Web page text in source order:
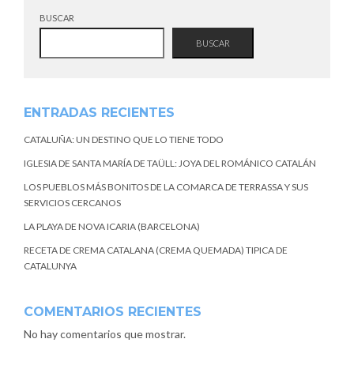
BUSCAR
BUSCAR
ENTRADAS RECIENTES
CATALUÑA: UN DESTINO QUE LO TIENE TODO
IGLESIA DE SANTA MARÍA DE TAÜLL: JOYA DEL ROMÁNICO CATALÁN
LOS PUEBLOS MÁS BONITOS DE LA COMARCA DE TERRASSA Y SUS
SERVICIOS CERCANOS
LA PLAYA DE NOVA ICARIA (BARCELONA)
RECETA DE CREMA CATALANA (CREMA QUEMADA) TIPICA DE
CATALUNYA
COMENTARIOS RECIENTES
No hay comentarios que mostrar.